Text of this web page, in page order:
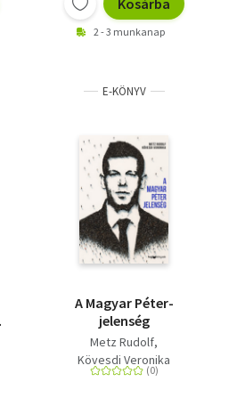
Kosárba
2 - 3 munkanap
E-KÖNYV
A Magyar Péter-
jelenség
Metz Rudolf
Kövesdi Veronika